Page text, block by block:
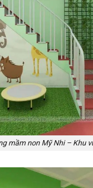
mầm non Mỹ Nhi – Khu